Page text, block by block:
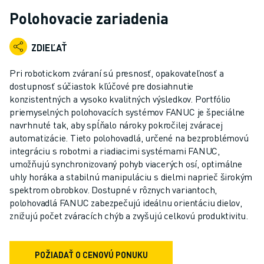
KOLABORATÍVNE ROBOTY
ROZSAH ROBOTOV
OVLÁDAČE ROBOTOV - CONTROLLERY
PRÍSLUŠENSTVO K ROBOTOM
SOFTVÉR PRE ROBOTY
SIMULAČNÝ SOFTVÉR
ROBOTICKÉ VZDELÁVACIE BUNKY
ROBOTICKÁ AUTOMATIZÁCIA
ROBOTY PRE OBLÚKOVÉ ZVÁRANIE
KĹBOVÉ ROBOTY
SÉRIA ARC MATE
SÉRIA M-900
DELTA ROBOTY
POTRAVINÁRSKE ROBOTY A ROBOTY PRE ČISTÉ PRIESTORY
PALETIZAČNÉ ROBOTY
Polohovacie zariadenia
ZDIEĽAŤ
Pri robotickom zváraní sú presnosť, opakovateľnosť a
dostupnosť súčiastok kľúčové pre dosiahnutie
konzistentných a vysoko kvalitných výsledkov. Portfólio
priemyselných polohovacích systémov FANUC je špeciálne
navrhnuté tak, aby spĺňalo nároky pokročilej zváracej
automatizácie. Tieto polohovadlá, určené na bezproblémovú
integráciu s robotmi a riadiacimi systémami FANUC,
umožňujú synchronizovaný pohyb viacerých osí, optimálne
uhly horáka a stabilnú manipuláciu s dielmi naprieč širokým
spektrom obrobkov. Dostupné v rôznych variantoch,
polohovadlá FANUC zabezpečujú ideálnu orientáciu dielov,
znižujú počet zváracích chýb a zvyšujú celkovú produktivitu.
POŽIADAŤ O CENOVÚ PONUKU